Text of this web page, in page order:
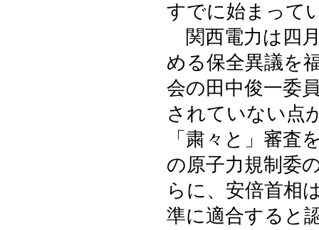
すでに始まって
関西電力は四
める保全異議を
会の田中俊一委
されていない点
「粛々と」審査
の原子力規制委
らに、安倍首相
準に適合すると